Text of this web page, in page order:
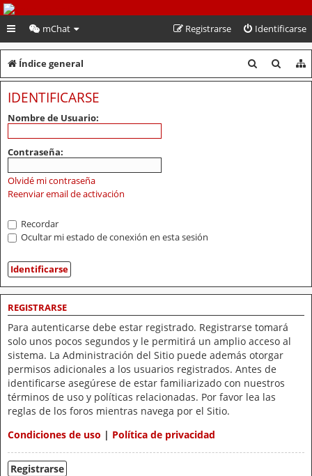
PeruVoley.com
mChat Identificarse
Registrarse
Índice general
u
u
IDENTIFICARSE
Nombre de Usuario:
Contraseña:
Olvidé mi contraseña
Reenviar email de activación
Recordar
Ocultar mi estado de conexión en esta sesión
REGISTRARSE
Para autenticarse debe estar registrado. Registrarse tomará
solo unos pocos segundos y le permitirá un amplio acceso al
sistema. La Administración del Sitio puede además otorgar
permisos adicionales a los usuarios registrados. Antes de
identificarse asegúrese de estar familiarizado con nuestros
términos de uso y políticas relacionadas. Por favor lea las
reglas de los foros mientras navega por el Sitio.
Condiciones de uso | Política de privacidad
Registrarse